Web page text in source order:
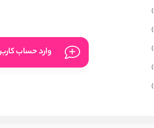
)
)
)
)
)
وارد حساب